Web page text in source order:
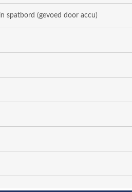
spatbord(gevoed door accu)